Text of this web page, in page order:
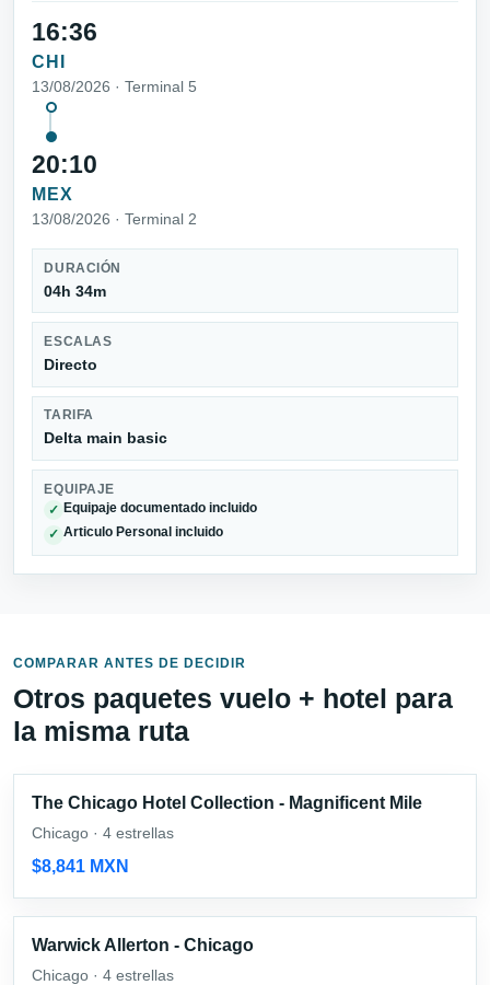
16:36
CHI
13/08/2026 · Terminal 5
20:10
MEX
13/08/2026 · Terminal 2
DURACIÓN
04h 34m
ESCALAS
Directo
TARIFA
Delta main basic
EQUIPAJE
✓ Equipaje documentado incluido
✓ Articulo Personal incluido
COMPARAR ANTES DE DECIDIR
Otros paquetes vuelo + hotel para
la misma ruta
The Chicago Hotel Collection - Magnificent Mile
Chicago · 4 estrellas
$8,841 MXN
Warwick Allerton - Chicago
Chicago · 4 estrellas